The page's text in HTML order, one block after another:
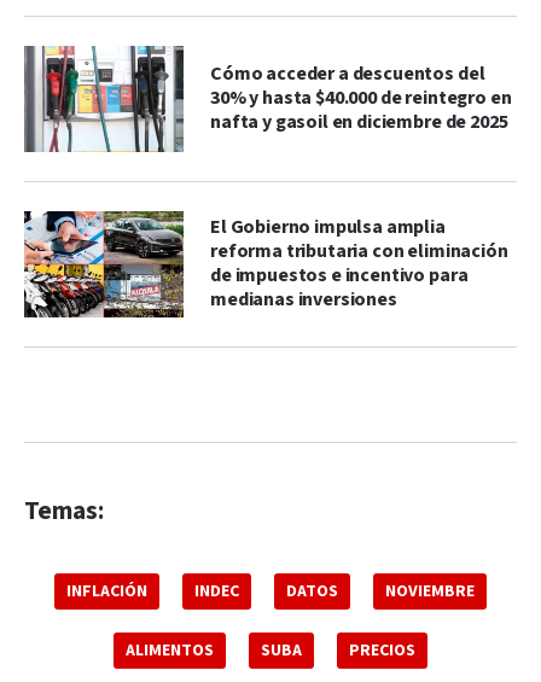
Cómo acceder a descuentos del
30% y hasta $40.000 de reintegro en
nafta y gasoil en diciembre de 2025
El Gobierno impulsa amplia
reforma tributaria con eliminación
de impuestos e incentivo para
medianas inversiones
Temas:
INFLACIÓN INDEC DATOS NOVIEMBRE
ALIMENTOS SUBA PRECIOS